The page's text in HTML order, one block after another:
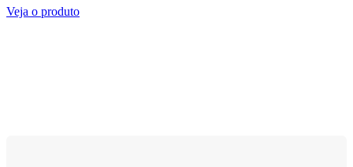
Veja o produto